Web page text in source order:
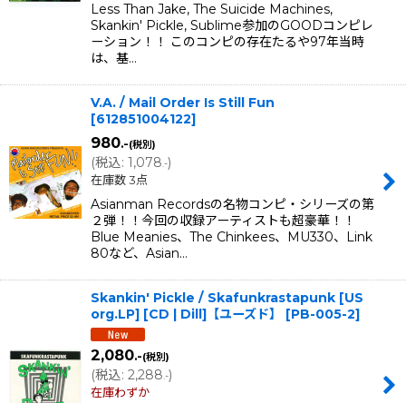
Less Than Jake, The Suicide Machines,
Skankin' Pickle, Sublime参加のGOODコンピレ
ーション！！ このコンピの存在たるや97年当時
は、基…
V.A. / Mail Order Is Still Fun
[612851004122]
980.-(税別)
(税込: 1,078.-)
在庫数 3点
Asianman Recordsの名物コンピ・シリーズの第
２弾！！今回の収録アーティストも超豪華！！
Blue Meanies、The Chinkees、MU330、Link
80など、Asian…
Skankin' Pickle / Skafunkrastapunk [US
org.LP] [CD | Dill]【ユーズド】
[PB-005-2]
2,080.-(税別)
(税込: 2,288.-)
在庫わずか